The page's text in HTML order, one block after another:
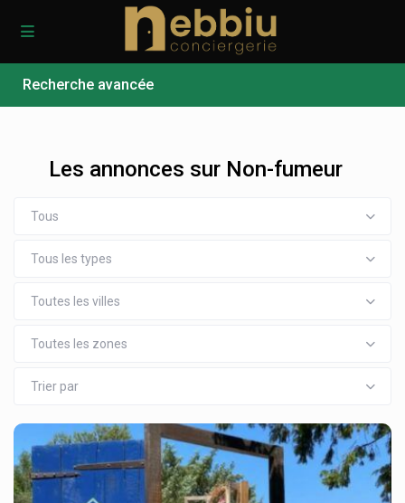
Recherche avancée
Les annonces sur Non-fumeur
Tous
Tous les types
Toutes les villes
Toutes les zones
Trier par